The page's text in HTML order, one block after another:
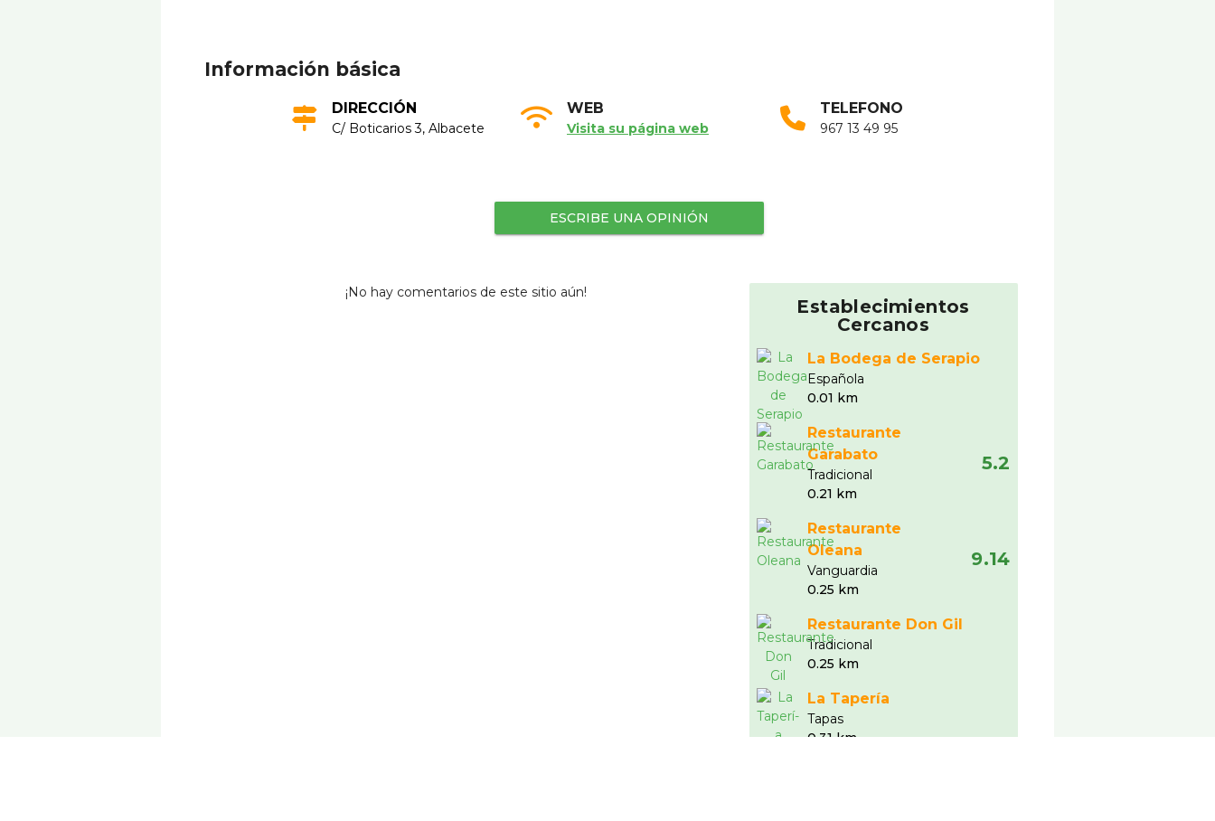
Información básica
DIRECCIÓN
C/ Boticarios 3, Albacete
WEB
Visita su página web
TELEFONO
967 13 49 95
ESCRIBE UNA OPINIÓN
¡No hay comentarios de este sitio aún!
Establecimientos
Cercanos
La Bodega de Serapio
Española
0.01 km
Restaurante
Garabato
Tradicional
0.21 km
5.2
Restaurante
Oleana
Vanguardia
0.25 km
9.14
Restaurante Don Gil
Tradicional
0.25 km
La Taperí­a
Tapas
0.31 km